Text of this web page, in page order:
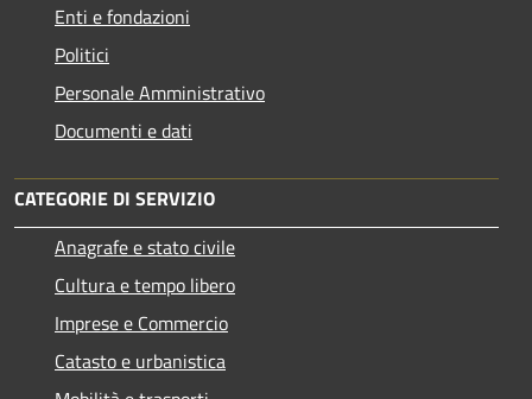
Enti e fondazioni
Politici
Personale Amministrativo
Documenti e dati
CATEGORIE DI SERVIZIO
Anagrafe e stato civile
Cultura e tempo libero
Imprese e Commercio
Catasto e urbanistica